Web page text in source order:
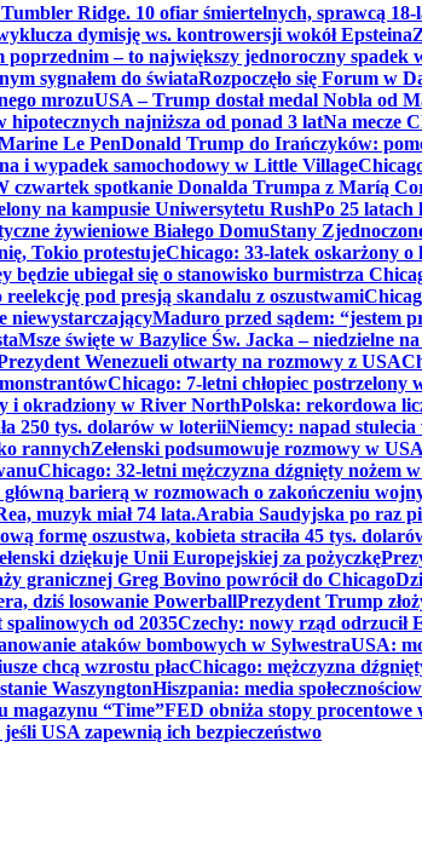
Ridge. 10 ofiar śmiertelnych, sprawcą 18-
dymisję ws. kontrowersji wokół Epsteina
– to największy jednoroczny spadek
sygnałem do świataRozpoczęło się Forum w
mrozuUSA – Trump dostał medal Nobla od
najniższa od ponad 3 latNa mecze
Le PenDonald Trump do Irańczyków:
i wypadek samochodowy w Little Village
czwartek spotkanie Donalda Trumpa z Maríą
na kampusie Uniwersytetu RushPo 25 latach
żywieniowe Białego DomuStany
Tokio protestujeChicago: 33-latek oskarżony o
będzie ubiegał się o stanowisko burmistrza
pod presją skandalu z oszustwami
niewystarczającyMaduro przed sądem: “jestem
Msze święte w Bazylice Św. Jacka – niedzielne
Wenezueli otwarty na rozmowy z USA
Chicago: 7-letni chłopiec
i okradziony w River NorthPolska: rekordowa
250 tys. dolarów w loteriiNiemcy: napad
rannychZełenski podsumowuje rozmowy w USA
Chicago: 32-letni mężczyzna dźgnięty nożem
barierą w rozmowach o zakończeniu
muzyk miał 74 lata.Arabia Saudyjska po raz
formę oszustwa, kobieta straciła 45 tys.
dziękuje Unii Europejskiej za pożyczkę
granicznej Greg Bovino powrócił do Chicago
dziś losowanie PowerballPrezydent Trump
spalinowych od 2035Czechy: nowy rząd odrzucił
ataków bombowych w SylwestraUSA:
chcą wzrostu płacChicago: mężczyzna
WaszyngtonHiszpania: media
magazynu “Time”FED obniża stopy procentowe
USA zapewnią ich bezpieczeństwo